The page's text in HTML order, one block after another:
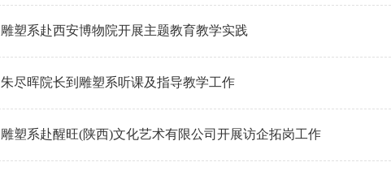
雕塑系赴西安博物院开展主题教育教学实践
朱尽晖院长到雕塑系听课及指导教学工作
雕塑系赴醒旺(陕西)文化艺术有限公司开展访企拓岗工作